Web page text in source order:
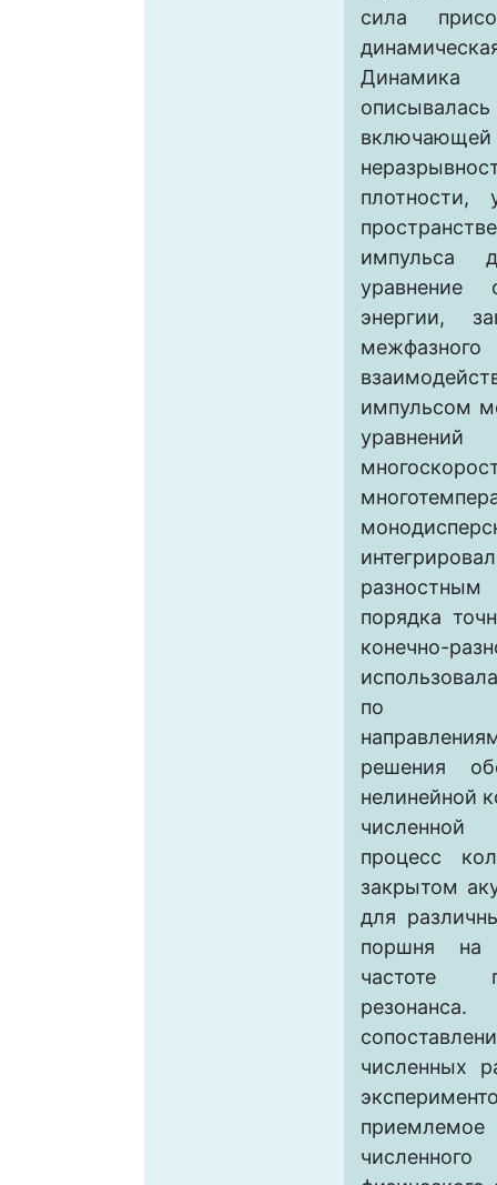
сила
Динамика
плотности,
импульса
уравнение
энергии,
импульсом
порядка
конечно-
по
решения
нелинейной
численной
процесс
закрытом
для
поршня на
частоте
численных